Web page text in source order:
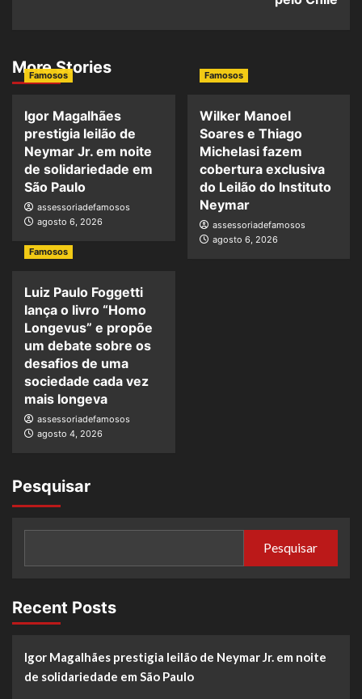
More Stories
Famosos
Igor Magalhães
prestigia leilão de
Neymar Jr. em noite
de solidariedade em
São Paulo
assessoriadefamosos
agosto 6, 2026
Famosos
Wilker Manoel
Soares e Thiago
Michelasi fazem
cobertura exclusiva
do Leilão do Instituto
Neymar
assessoriadefamosos
agosto 6, 2026
Famosos
Luiz Paulo Foggetti
lança o livro “Homo
Longevus” e propõe
um debate sobre os
desafios de uma
sociedade cada vez
mais longeva
assessoriadefamosos
agosto 4, 2026
Pesquisar
Pesquisar
Recent Posts
Igor Magalhães prestigia leilão de Neymar Jr. em noite
de solidariedade em São Paulo